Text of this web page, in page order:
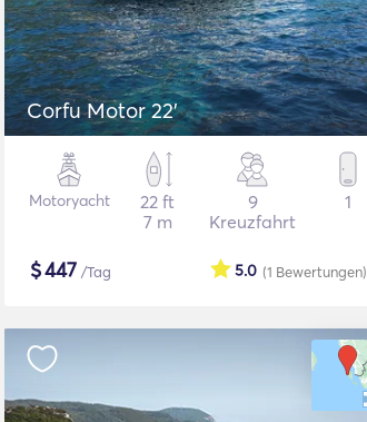
Corfu Motor 22'
Motoryacht
22 ft
7 m
9
Kreuzfahrt
1
$447 /Tag (1 Bewertungen)
5.0